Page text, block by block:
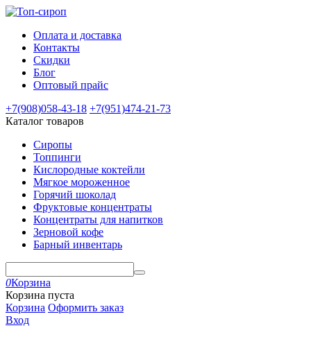
Оплата и доставка
Контакты
Скидки
Блог
Оптовый прайс
+7(908)058-43-18 +7(951)474-21-73
Каталог товаров
Сиропы
Топпинги
Кислородные коктейли
Мягкое мороженное
Горячий шоколад
Фруктовые концентраты
Концентраты для напитков
Зерновой кофе
Барный инвентарь
0Корзина
Корзина пуста
Корзина Оформить заказ
Вход